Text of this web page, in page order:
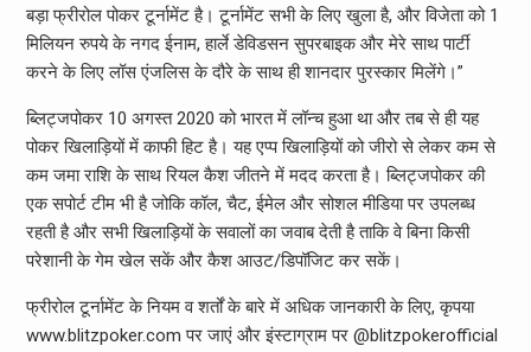
बड़ा फ्रीरोल पोकर टूर्नामेंट है। टूर्नामेंट सभी के लिए खुला है, और विजेता को 1
मिलियन रुपये के नगद ईनाम, हार्ले डेविडसन सुपरबाइक और मेरे साथ पार्टी
करने के लिए लॉस एंजलिस के दौरे के साथ ही शानदार पुरस्‍कार मिलेंगे।”
ब्लिट्जपोकर 10 अगस्‍त 2020 को भारत में लॉन्‍च हुआ था और तब से ही यह
पोकर खिलाड़ियों में काफी हिट है। यह एप्‍प खिलाड़ियों को जीरो से लेकर कम से
कम जमा राशि के साथ रियल कैश जीतने में मदद करता है। ब्लिट्जपोकर की
एक सपोर्ट टीम भी है जोकि कॉल, चैट, ईमेल और सोशल मीडिया पर उपलब्‍ध
रहती है और सभी खिलाड़ियों के सवालों का जवाब देती है ताकि वे बिना किसी
परेशानी के गेम खेल सकें और कैश आउट/डिपॉजिट कर सकें।
फ्रीरोल टूर्नामेंट के नियम व शर्तों के बारे में अधिक जानकारी के लिए, कृपया
www.blitzpoker.com पर जाएं और इंस्‍टाग्राम पर @blitzpokerofficial